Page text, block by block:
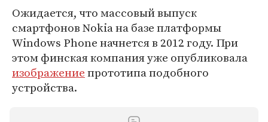
Ожидается, что массовый выпуск
смартфонов Nokia на базе платформы
Windows Phone начнется в 2012 году. При
этом финская компания уже опубликовала
изображениепрототипа подобного
устройства.